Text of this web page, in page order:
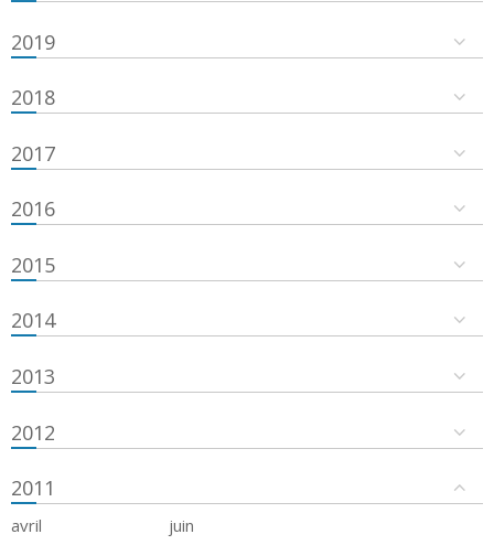
2019
2018
2017
2016
2015
2014
2013
2012
2011
avril juin